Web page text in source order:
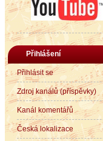
Přihlášení
Přihlásit se
Zdroj kanálů (příspěvky)
Kanál komentářů
Česká lokalizace